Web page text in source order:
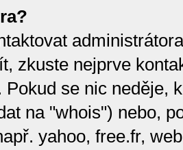
zkuste nejprve
Pokud se nic neděje,
na "whois") nebo,
yahoo, free.fr,